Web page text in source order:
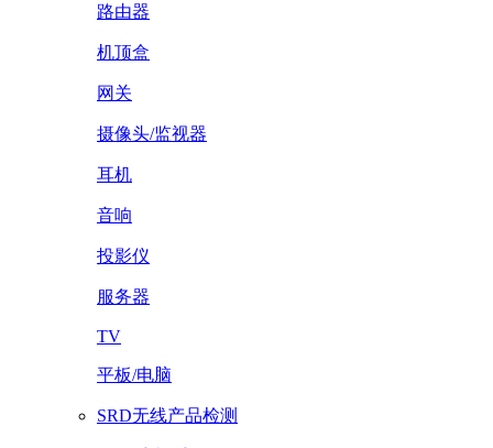
路由器
机顶盒
网关
摄像头/监视器
耳机
音响
投影仪
服务器
TV
平板/电脑
SRD无线产品检测